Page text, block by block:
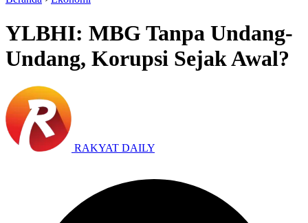
YLBHI: MBG Tanpa Undang-
Undang, Korupsi Sejak Awal?
RAKYAT DAILY